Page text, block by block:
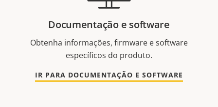
Documentação e software
Obtenha informações, firmware e software
específicos do produto.
IR PARA DOCUMENTAÇÃO E SOFTWARE